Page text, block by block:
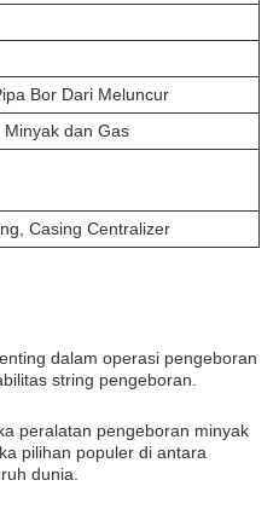
Bor Dari Meluncur
Minyak dan Gas
Casing Centralizer
dalam operasi pengeboran
string pengeboran.
peralatan pengeboran minyak
pilihan populer di antara
dunia.